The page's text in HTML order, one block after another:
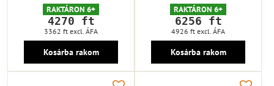
RAKTÁRON 6+
4270 ft
3362 ft excl. ÁFA
Kosárba rakom
RAKTÁRON 6+
6256 ft
4926 ft excl. ÁFA
Kosárba rakom